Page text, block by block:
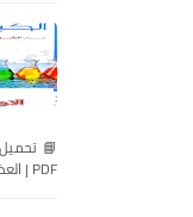
PDF | العضوية وغير العضوية – شرح وتدريبات كتاب الامتحان في …